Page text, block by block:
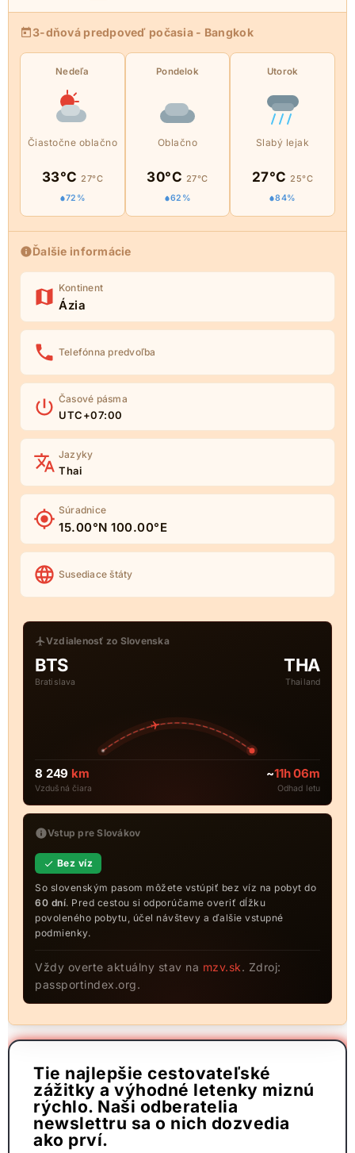
3-dňová predpoveď počasia - Bangkok
Nedeľa
Čiastočne oblačno
33°C27°C
72%
Pondelok
Oblačno
30°C 27°C
62%
Utorok
Slabý lejak
27°C25°C
84%
Ďalšie informácie
Kontinent
Ázia
Telefónna predvoľba
Časové pásma
UTC+07:00
Jazyky
Thai
Súradnice
15.00°N 100.00°E
Susediace štáty
Vzdialenosť zo Slovenska
BTS
Bratislava
THA
Thailand
8 249 km
Vzdušná čiara
~11h 06m
Odhad letu
Vstup pre Slovákov
Bez víz
So slovenským pasom môžete vstúpiť bez víz na pobyt do
60 dní. Pred cestou si odporúčame overiť dĺžku
povoleného pobytu, účel návštevy a ďalšie vstupné
podmienky.
Vždy overte aktuálny stav na mzv.sk. Zdroj:
passportindex.org.
Tie najlepšie cestovateľské
zážitky a výhodné letenky miznú
rýchlo. Naši odberatelia
newslettru sa o nich dozvedia
ako prví.